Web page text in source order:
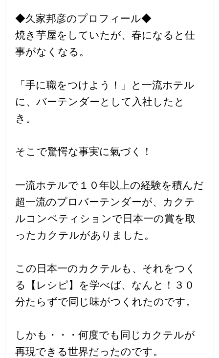
◆久家邦彦のプロフィール◆
焼き芋屋をしていたが、春になると仕
事がなくなる。
「手に職をつけよう！」と一流ホテル
に、バーテンダーとして入社したと
き。
そこで驚愕な事実に氣づく！
一流ホテルで１０年以上の経験を積んだ
超一流のプロバーテンダーが、カクテ
ルコンペティションで日本一の賞を取
ったカクテルがありました。
この日本一のカクテルも、それをつく
る【レシピ】を学べば、なんと！３０
分たらずで同じ味がつくれたのです。
しかも・・・何度でも同じカクテルが
再現できる世界だったのです。